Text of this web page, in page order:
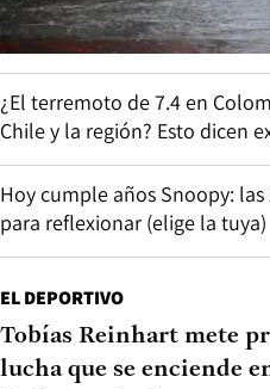
¿El terremoto de 7.4 en
Chile y la región? Esto dicen
Hoy cumple años Snoopy:
para reflexionar (elige la tuya)
EL DEPORTIVO
Tobías Reinhart mete
lucha que se enciende